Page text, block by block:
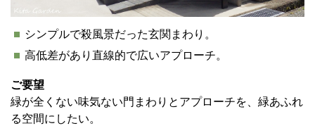
シンプルで殺風景だった玄関まわり。
高低差があり直線的で広いアプローチ。
ご要望
緑が全くない味気ない門まわりとアプローチを、緑あふれ
る空間にしたい。